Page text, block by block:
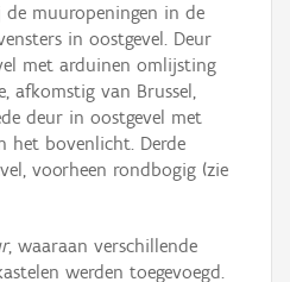
de muuropeningen in de
in oostgevel. Deur
met arduinen omlijsting
afkomstig van Brussel,
deur in oostgevel met
het bovenlicht. Derde
voorheen rondbogig (zie
, waaraan verschillende
werden toegevoegd.